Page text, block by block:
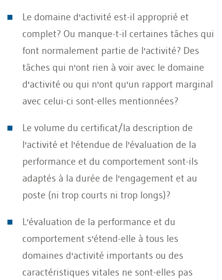
Le domaine d'activité est-il approprié et
complet? Ou manque-t-il certaines tâches qui
font normalement partie de l'activité? Des
tâches qui n'ont rien à voir avec le domaine
d'activité ou qui n'ont qu'un rapport marginal
avec celui-ci sont-elles mentionnées?
Le volume du certificat/la description de
l'activité et l'étendue de l'évaluation de la
performance et du comportement sont-ils
adaptés à la durée de l'engagement et au
poste (ni trop courts ni trop longs)?
L'évaluation de la performance et du
comportement s'étend-elle à tous les
domaines d'activité importants ou des
caractéristiques vitales ne sont-elles pas